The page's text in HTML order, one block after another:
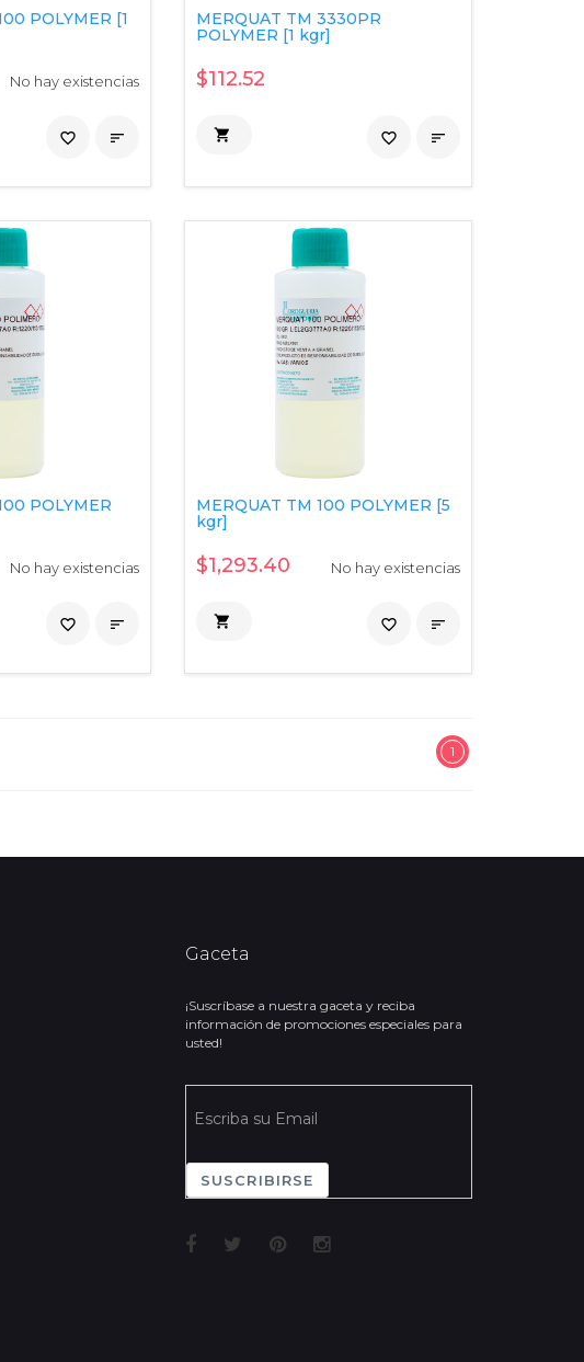
POLYMER [1
No hay existencias

favorite_border
MERQUAT TM 3330PR
POLYMER [1 kgr]
$112.52
 
favorite_border
POLYMER
No hay existencias

favorite_border
MERQUAT TM 100 POLYMER [5
kgr]
$1,293.40 No hay existencias
 
favorite_border
1
Gaceta
¡Suscríbase a nuestra gaceta y reciba
información de promociones especiales para
usted!
SUSCRIBIRSE